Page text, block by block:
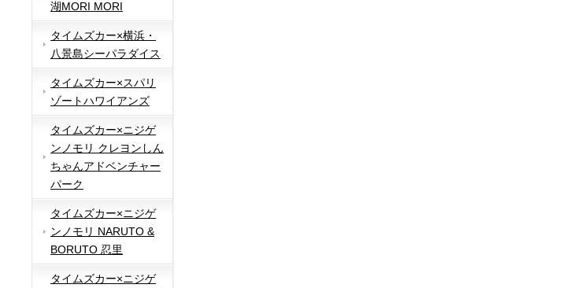
湖MORI MORI
タイムズカー×横浜・
八景島シーパラダイス
タイムズカー×スパリ
ゾートハワイアンズ
タイムズカー×ニジゲ
ンノモリ クレヨンしん
ちゃんアドベンチャー
パーク
タイムズカー×ニジゲ
ンノモリ NARUTO &
BORUTO 忍里
タイムズカー×ニジゲ